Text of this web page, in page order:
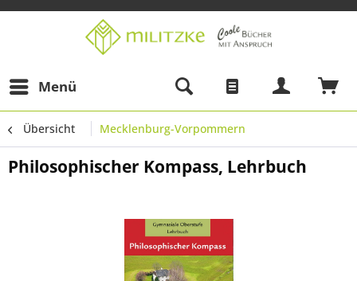
Menü
Übersicht Mecklenburg-Vorpommern
Philosophischer Kompass, Lehrbuch